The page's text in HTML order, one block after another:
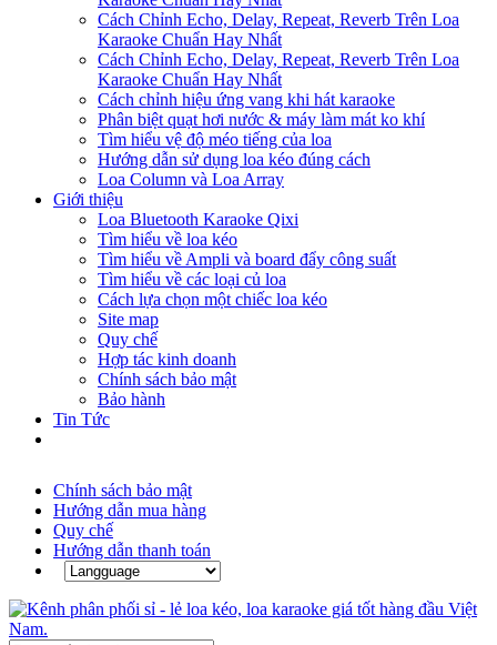
Cách Chỉnh Echo, Delay, Repeat, Reverb Trên Loa
Karaoke Chuẩn Hay Nhất
Cách Chỉnh Echo, Delay, Repeat, Reverb Trên Loa
Karaoke Chuẩn Hay Nhất
Cách chỉnh hiệu ứng vang khi hát karaoke
Phân biệt quạt hơi nước & máy làm mát ko khí
Tìm hiểu vệ độ méo tiếng của loa
Hướng dẫn sử dụng loa kéo đúng cách
Loa Column và Loa Array
Giới thiệu
Loa Bluetooth Karaoke Qixi
Tìm hiểu về loa kéo
Tìm hiểu về Ampli và board đẩy công suất
Tìm hiểu về các loại củ loa
Cách lựa chọn một chiếc loa kéo
Site map
Quy chế
Hợp tác kinh doanh
Chính sách bảo mật
Bảo hành
Tin Tức
Chính sách bảo mật
Hướng dẫn mua hàng
Quy chế
Hướng dẫn thanh toán